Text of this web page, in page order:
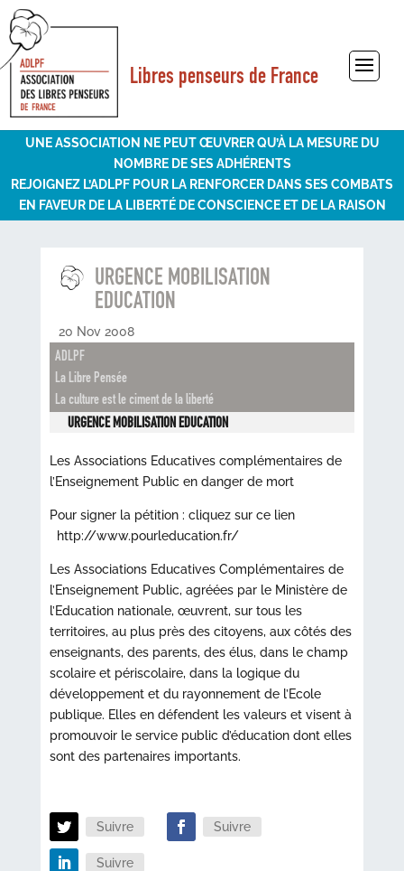
Libres penseurs de France
Sélectionner une page
UNE ASSOCIATION NE PEUT ŒUVRER QU’À LA MESURE DU
NOMBRE DE SES ADHÉRENTS
REJOIGNEZ L’ADLPF POUR LA RENFORCER DANS SES COMBATS
EN FAVEUR DE LA LIBERTÉ DE CONSCIENCE ET DE LA RAISON
URGENCE MOBILISATION
EDUCATION
20 Nov 2008
ADLPF
La Libre Pensée
La culture est le ciment de la liberté
URGENCE MOBILISATION EDUCATION
Les Associations Educatives complémentaires de
l’Enseignement Public en danger de mort
Pour signer la pétition : cliquez sur ce lien
http://www.pourleducation.fr/
Les Associations Educatives Complémentaires de
l’Enseignement Public, agréées par le Ministère de
l’Education nationale, œuvrent, sur tous les
territoires, au plus près des citoyens, aux côtés des
enseignants, des parents, des élus, dans le champ
scolaire et périscolaire, dans la logique du
développement et du rayonnement de l’Ecole
publique. Elles en défendent les valeurs et visent à
promouvoir le service public d’éducation dont elles
sont des partenaires importants.
Suivre Suivre
Suivre